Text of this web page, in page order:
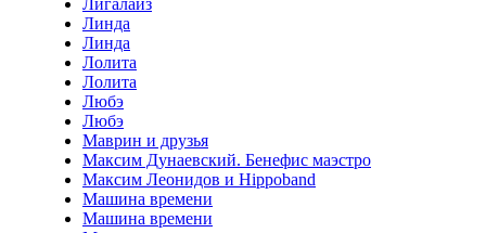
Лигалайз
Линда
Линда
Лолита
Лолита
Любэ
Любэ
Маврин и друзья
Максим Дунаевский. Бенефис маэстро
Максим Леонидов и Hippoband
Машина времени
Машина времени